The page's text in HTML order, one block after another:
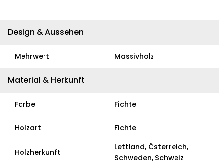
Design & Aussehen
Mehrwert Massivholz
Material & Herkunft
Farbe Fichte
Holzart Fichte
Holzherkunft
Lettland, Österreich,
Schweden, Schweiz